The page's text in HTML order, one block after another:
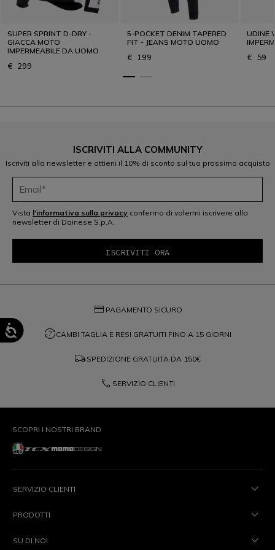
SUPER SPRINT D-DRY -
GIACCA MOTO
IMPERMEABILE DA UOMO
€ 299
5-POCKET DENIM TAPERED
FIT - JEANS MOTO UOMO
€ 199
UDINE
€ 59
ISCRIVITI ALLA COMMUNITY
Iscriviti alla newsletter e ottieni il 10% di sconto sul tuo prossimo acquisto
Vista l'informativa sulla privacy confermo di volermi iscrivere alla
newsletter di Dainese S.p.A.
credit_card PAGAMENTO SICURO
question_exchangeCAMBI TAGLIA E RESI GRATUITI FINO A 15 GIORNI
local_shipping SPEDIZIONE GRATUITA DA 150€
phone SERVIZIO CLIENTI
SCOPRI I NOSTRI BRAND
SERVIZIO CLIENTI
PRODOTTI
SU DI NOI